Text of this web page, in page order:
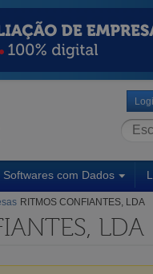
Softwares com Dados
RITMOS CONFIANTES, LDA
LDA